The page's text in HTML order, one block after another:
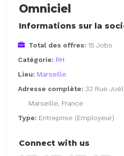
Omniciel
Informations sur la
Total des offres: 15 Jobs
Catégorie: RH
Lieu: Marseille
Adresse complète: 32 Rue
Marseille, France
Type: Entreprise (Employeur)
Connect with us